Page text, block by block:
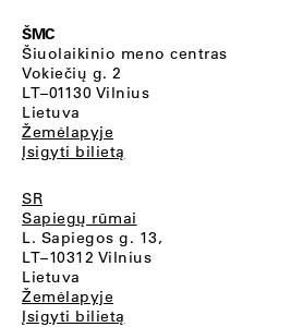
ŠMC
Šiuolaikinio meno centras
Vokiečių g. 2
LT–01130 Vilnius
Lietuva
Žemėlapyje
Įsigyti bilietą
SR
Sapiegų rūmai
L. Sapiegos g. 13,
LT–10312 Vilnius
Lietuva
Žemėlapyje
Įsigyti bilietą